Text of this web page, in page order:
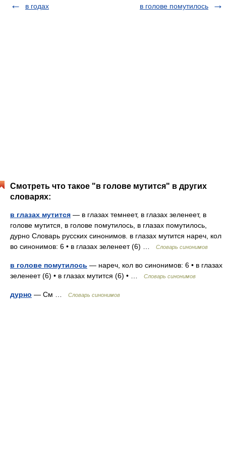
в годах в голове помутилось
Смотреть что такое "в голове мутится" в других
словарях:
в глазах мутится — в глазах темнеет, в глазах зеленеет, в
голове мутится, в голове помутилось, в глазах помутилось,
дурно Словарь русских синонимов. в глазах мутится нареч, кол
во синонимов: 6 • в глазах зеленеет (6) …
Словарь синонимов
в голове помутилось — нареч, кол во синонимов: 6 • в глазах
зеленеет (6) • в глазах мутится (6) • …
Словарь синонимов
дурно — См … Словарь синонимов